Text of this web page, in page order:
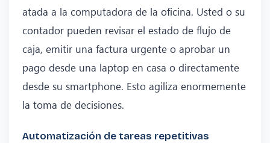
atada a la computadora de la oficina. Usted o su
contador pueden revisar el estado de flujo de
caja, emitir una factura urgente o aprobar un
pago desde una laptop en casa o directamente
desde su smartphone. Esto agiliza enormemente
la toma de decisiones.
Automatización de tareas repetitivas